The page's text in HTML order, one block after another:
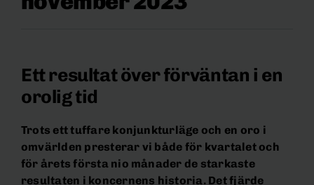
Ett resultat över förväntan i en
orolig tid
Trots ett tuffare konjunkturläge och en oro i
omvärlden presterar vi både för kvartalet och
för årets första nio månader de starkaste
resultaten i koncernens historia. Det fjärde